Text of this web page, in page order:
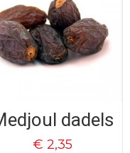
dadels
€ 2,35